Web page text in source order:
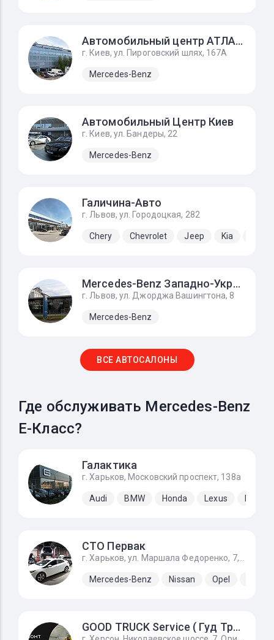
Автомобильный центр АТЛАНТ
г. Киев, ул. Пироговский шлях, 167А
Mercedes-Benz
Автомобильный Центр Киев
г. Киев, ул. Бандеры, 22
Mercedes-Benz
Галичина-Авто
г. Львов, ул. Городоцкая, 282
Chery Chevrolet Jeep Kia
Mercedes-Benz Западно-Украинский Автомобильный Дом
г. Львов, ул. Джорджа Вашингтона, 8
Mercedes-Benz
ВСЕ АВТОСАЛОНЫ
Где обслуживать Mercedes-Benz
E-Класс?
Галактика
г. Харьков, Московский проспект, 138а
Audi BMW Honda Lexus
СТО Первак
Mercedes-Benz Nissan Opel
GOOD TRUCK Service ( Гуд Трак Сервис)